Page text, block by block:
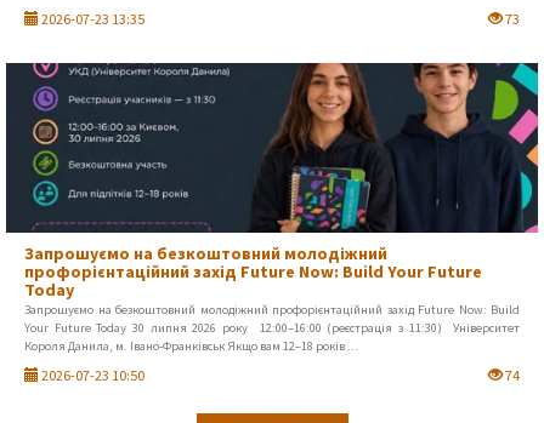
2026-07-23 13:35 73
Запрошуємо на безкоштовний молодіжний
профорієнтаційний захід Future Now: Build Your Future
Today
Запрошуємо на безкоштовний молодіжний профорієнтаційний захід Future Now: Build
Your Future Today 30 липня 2026 року 12:00–16:00 (реєстрація з 11:30) Університет
Короля Данила, м. Івано-Франківськ Якщо вам 12–18 років ...
2026-07-23 10:50 74